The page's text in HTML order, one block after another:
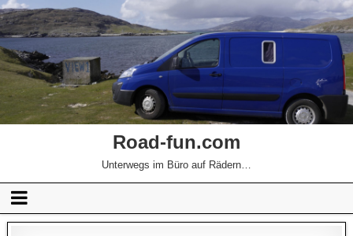
Road-fun.com
Unterwegs im Büro auf Rädern…